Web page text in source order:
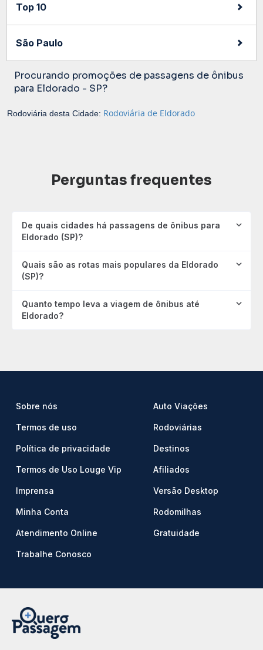
Top 10
São Paulo
Procurando promoções de passagens de ônibus
para Eldorado - SP?
Rodoviária desta Cidade: Rodoviária de Eldorado
Perguntas frequentes
De quais cidades há passagens de ônibus para
Eldorado (SP)?
Quais são as rotas mais populares da Eldorado
(SP)?
Quanto tempo leva a viagem de ônibus até
Eldorado?
Sobre nós
Termos de uso
Política de privacidade
Termos de Uso Louge Vip
Imprensa
Minha Conta
Atendimento Online
Trabalhe Conosco
Auto Viações
Rodoviárias
Destinos
Afiliados
Versão Desktop
Rodomilhas
Gratuidade